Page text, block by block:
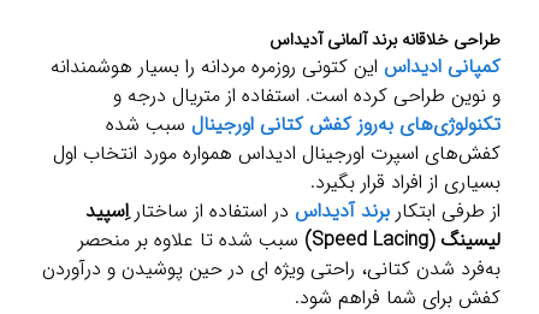
طراحی خلاقانه برند آلمانی آدیداس
کمپانی ادیداس این کتونی روزمره مردانه را بسیار هوشمندانه
و نوین طراحی کرده است. استفاده از متریال درجه و
تکنولوژی‌های به‌روز کفش کتانی اورجینال سبب شده
کفش‌های اسپرت اورجینال ادیداس همواره مورد انتخاب اول
بسیاری از افراد قرار بگیرد.
از طرفی ابتکار برند آدیداس در استفاده از ساختاراِسپید
لیسینگ (Speed Lacing)
سبب شده تا علاوه بر منحصر
به‌فرد شدن کتانی، راحتی ویژه ای در حین پوشیدن و درآوردن
کفش برای شما فراهم شود.